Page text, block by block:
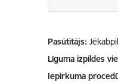
Pasūtītājs
Līguma izpildes
Iepirkuma